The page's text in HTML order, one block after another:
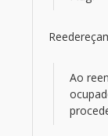
Ao